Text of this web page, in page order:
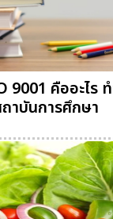
9001 คืออะไร
าบันการศึกษา